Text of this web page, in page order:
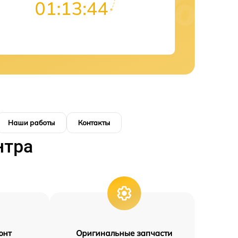
01:13:43
Наши работы Контакты
Оригинальные запчасти